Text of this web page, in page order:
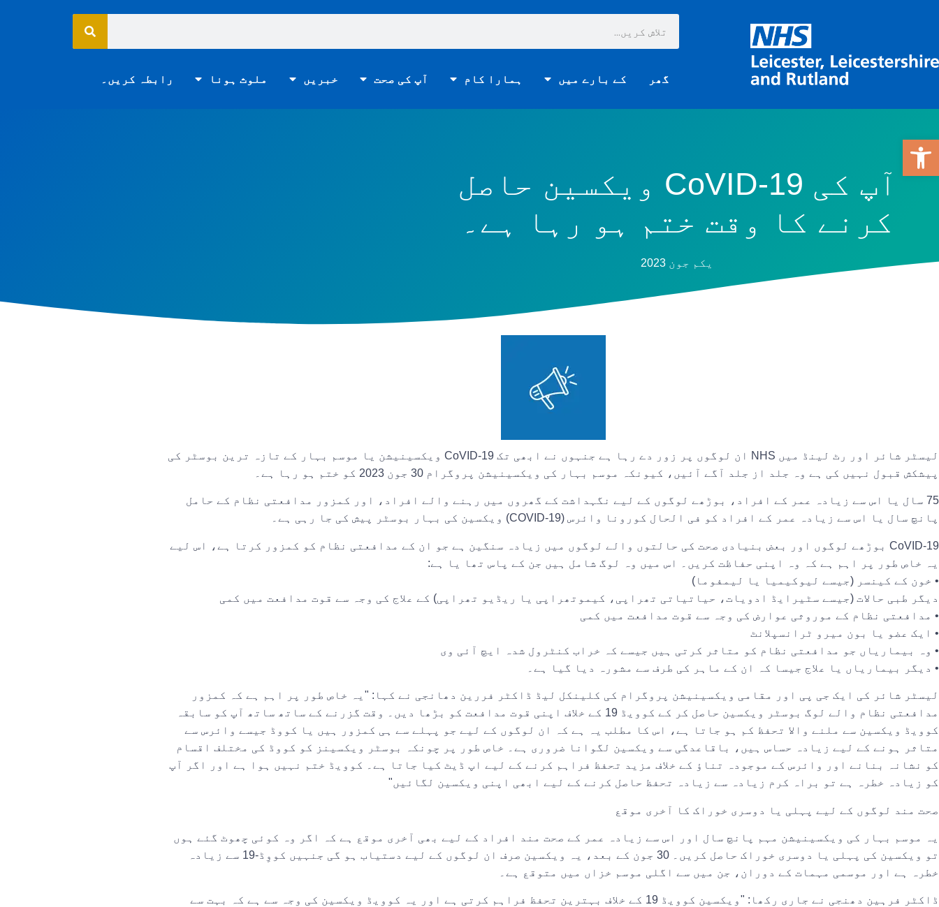
ٹول بار کھولیں۔
گھر کے بارے میں ہمارا کام آپ کی صحت خبریں ملوث ہونا رابطہ کریں۔
آپ کی CoVID-19 ویکسین حاصل
کرنے کا وقت ختم ہو رہا ہے۔
یکم جون 2023
لیسٹر شائر اور رٹ لینڈ میں NHS ان لوگوں پر زور دے رہا ہے جنہوں نے ابھی تک CoVID-19 ویکسینیشن یا موسم بہار کے تازہ ترین بوسٹر کی
پیشکش قبول نہیں کی ہے وہ جلد از جلد آگے آئیں، کیونکہ موسم بہار کی ویکسینیشن پروگرام 30 جون 2023 کو ختم ہو رہا ہے۔
75 سال یا اس سے زیادہ عمر کے افراد، بوڑھے لوگوں کے لیے نگہداشت کے گھروں میں رہنے والے افراد، اور کمزور مدافعتی نظام کے حامل
پانچ سال یا اس سے زیادہ عمر کے افراد کو فی الحال کورونا وائرس (COVID-19) ویکسین کی بہار بوسٹر پیش کی جا رہی ہے۔
CoVID-19 بوڑھے لوگوں اور بعض بنیادی صحت کی حالتوں والے لوگوں میں زیادہ سنگین ہے جو ان کے مدافعتی نظام کو کمزور کرتا ہے، اس لیے
یہ خاص طور پر اہم ہے کہ وہ اپنی حفاظت کریں۔ اس میں وہ لوگ شامل ہیں جن کے پاس تھا یا ہے:
• خون کے کینسر (جیسے لیوکیمیا یا لیمفوما)
دیگر طبی حالات (جیسے سٹیرایڈ ادویات، حیاتیاتی تھراپی، کیموتھراپی یا ریڈیو تھراپی) کے علاج کی وجہ سے قوت مدافعت میں کمی
• مدافعتی نظام کے موروثی عوارض کی وجہ سے قوت مدافعت میں کمی
• ایک عضو یا بون میرو ٹرانسپلانٹ
• وہ بیماریاں جو مدافعتی نظام کو متاثر کرتی ہیں جیسے کہ خراب کنٹرول شدہ ایچ آئی وی
• دیگر بیماریاں یا علاج جیسا کہ ان کے ماہر کی طرف سے مشورہ دیا گیا ہے۔
لیسٹر شائر کی ایک جی پی اور مقامی ویکسینیشن پروگرام کی کلینکل لیڈ ڈاکٹر فررین دھانجی نے کہا: "یہ خاص طور پر اہم ہے کہ کمزور
مدافعتی نظام والے لوگ بوسٹر ویکسین حاصل کر کے کوویڈ 19 کے خلاف اپنی قوت مدافعت کو بڑھا دیں۔ وقت گزرنے کے ساتھ ساتھ آپ کو سابقہ
کوویڈ ویکسین سے ملنے والا تحفظ کم ہو جاتا ہے، اس کا مطلب یہ ہے کہ ان لوگوں کے لیے جو پہلے سے ہی کمزور ہیں یا کووڈ جیسے وائرس سے
متاثر ہونے کے لیے زیادہ حساس ہیں، باقاعدگی سے ویکسین لگوانا ضروری ہے۔ خاص طور پر چونکہ بوسٹر ویکسینز کو کووڈ کی مختلف اقسام
کو نشانہ بنانے اور وائرس کے موجودہ تناؤ کے خلاف مزید تحفظ فراہم کرنے کے لیے اپ ڈیٹ کیا جاتا ہے۔ کوویڈ ختم نہیں ہوا ہے اور اگر آپ
کو زیادہ خطرہ ہے تو براہ کرم زیادہ سے زیادہ تحفظ حاصل کرنے کے لیے ابھی اپنی ویکسین لگائیں"
صحت مند لوگوں کے لیے پہلی یا دوسری خوراک کا آخری موقع
یہ موسم بہار کی ویکسینیشن مہم پانچ سال اور اس سے زیادہ عمر کے صحت مند افراد کے لیے بھی آخری موقع ہے کہ اگر وہ کوئی چھوٹ گئے ہوں
تو ویکسین کی پہلی یا دوسری خوراک حاصل کریں۔ 30 جون کے بعد، یہ ویکسین صرف ان لوگوں کے لیے دستیاب ہو گی جنہیں کووِڈ-19 سے زیادہ
خطرہ ہے اور موسمی مہمات کے دوران، جن میں سے اگلی موسم خزاں میں متوقع ہے۔
ڈاکٹر فرہین دھنجی نے جاری رکھا: "ویکسین کوویڈ 19 کے خلاف بہترین تحفظ فراہم کرتی ہے اور یہ کوویڈ ویکسین کی وجہ سے ہے کہ بہت سے